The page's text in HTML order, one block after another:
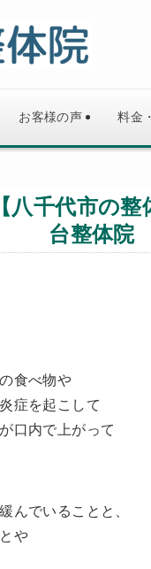
お客様の声 料金
千代市の整
台整体院
食べ物や
症を起こして
口内で上がって
んでいることと、
や